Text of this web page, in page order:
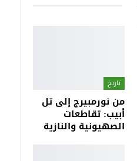
تاريخ
من نورمبيرج إلى تل
أبيب: تقاطعات
الصهيونية والنازية